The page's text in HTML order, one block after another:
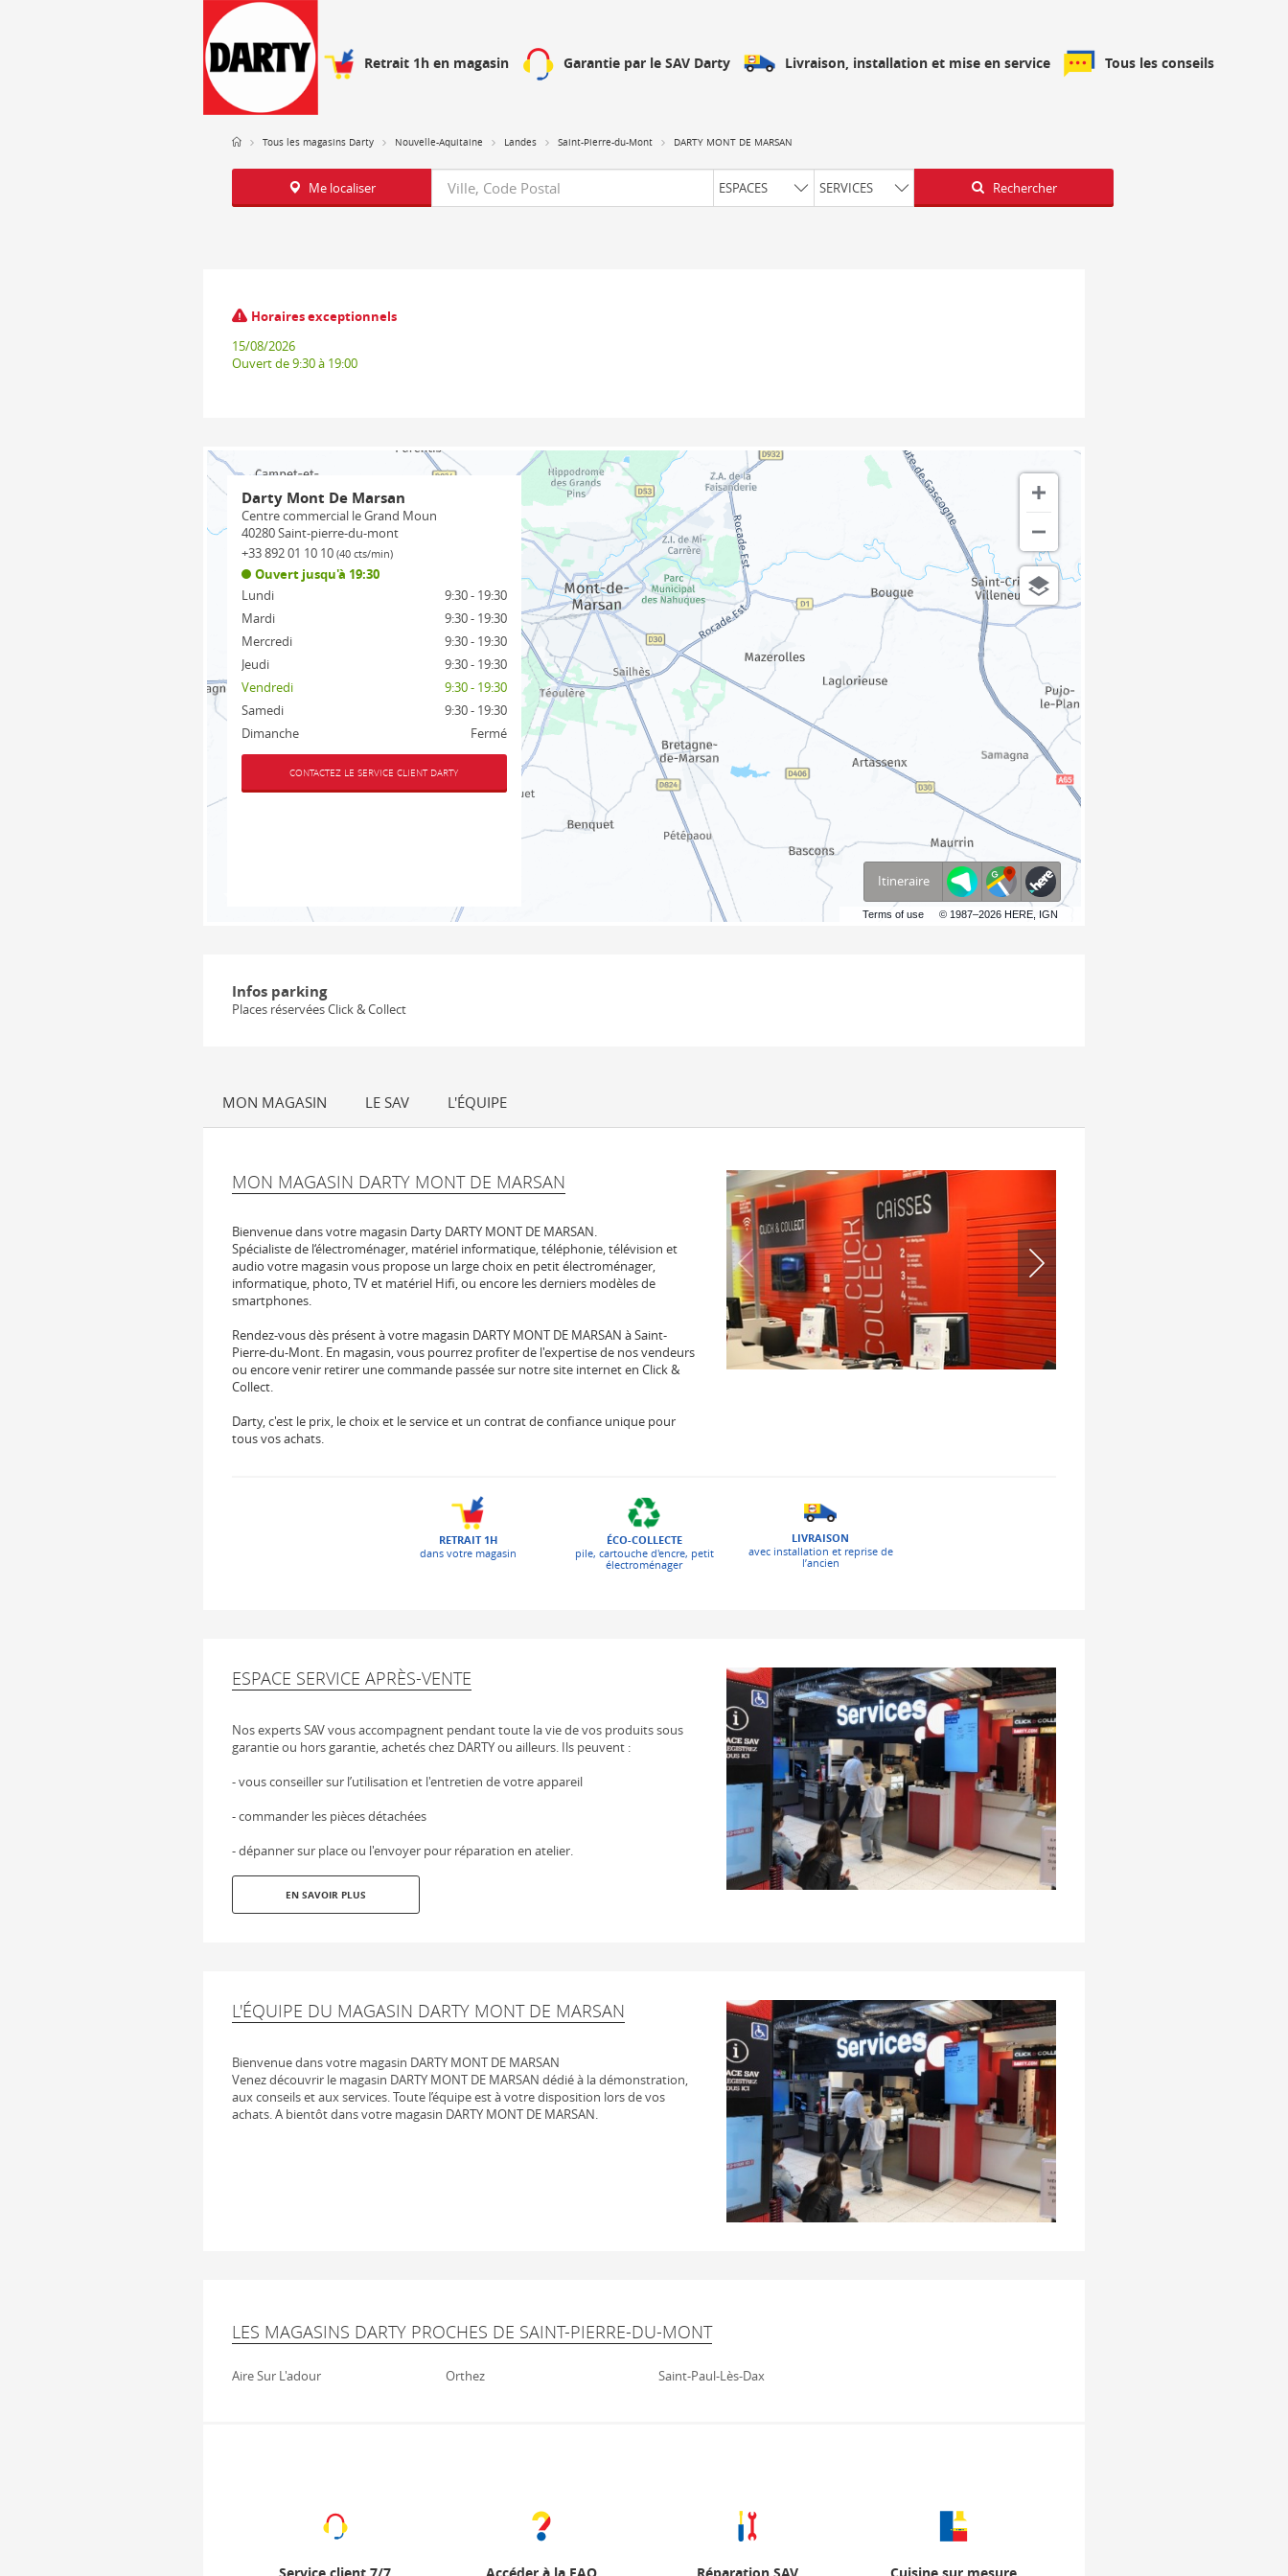
Retrait 1h en magasin Garantie par le SAV Darty Livraison, installation et mise en service Tous les conseils
Tous les magasins Darty Nouvelle-Aquitaine Landes Saint-Pierre-du-Mont DARTY MONT DE MARSAN
Me localiser Requête ESPACES SERVICES Latitude
Longitude Rechercher
Horaires exceptionnels
15/08/2026
Ouvertde 9:30 à 19:00
Darty Mont De Marsan
Centre commercial le Grand Moun
40280Saint-pierre-du-mont
+33 892 01 10 10 (40 cts/min)
Ouvert jusqu'à 19:30
Lundi
9:30 - 19:30
Mardi
9:30 - 19:30
Mercredi
9:30 - 19:30
Jeudi
9:30 - 19:30
Vendredi
9:30 - 19:30
Samedi
9:30 - 19:30
Dimanche
Fermé
CONTACTEZ LE SERVICE CLIENT DARTY
Terms of use © 1987–2026 HERE, IGN
Itineraire
Infos parking
Places réservées Click & Collect
MON MAGASIN LE SAV L'ÉQUIPE
MON MAGASIN DARTY MONT DE MARSAN
Bienvenue dans votre magasin Darty DARTY MONT DE MARSAN.
Spécialiste de l‘électroménager, matériel informatique, téléphonie, télévision et
audio votre magasin vous propose un large choix en petit électroménager,
informatique, photo, TV et matériel Hifi, ou encore les derniers modèles de
smartphones.
Rendez-vous dès présent à votre magasin DARTY MONT DE MARSAN à Saint-
Pierre-du-Mont. En magasin, vous pourrez profiter de l'expertise de nos vendeurs
ou encore venir retirer une commande passée sur notre site internet en Click &
Collect.
Darty, c'est le prix, le choix et le service et un contrat de confiance unique pour
tous vos achats.
RETRAIT 1H
dans votre magasin
ÉCO-COLLECTE
pile, cartouche d'encre, petit
électroménager
LIVRAISON
avec installation et reprise de
l’ancien
ESPACE SERVICE APRÈS-VENTE
Nos experts SAV vous accompagnent pendant toute la vie de vos produits sous
garantie ou hors garantie, achetés chez DARTY ou ailleurs. Ils peuvent :
- vous conseiller sur l’utilisation et l'entretien de votre appareil
- commander les pièces détachées
- dépanner sur place ou l'envoyer pour réparation en atelier.
EN SAVOIR PLUS
L'ÉQUIPE DU MAGASIN DARTY MONT DE MARSAN
Bienvenue dans votre magasin DARTY MONT DE MARSAN
Venez découvrir le magasin DARTY MONT DE MARSAN dédié à la démonstration,
aux conseils et aux services. Toute l’équipe est à votre disposition lors de vos
achats. A bientôt dans votre magasin DARTY MONT DE MARSAN.
LES MAGASINS DARTY PROCHES DE SAINT-PIERRE-DU-MONT
Aire Sur L'adour Orthez Saint-Paul-Lès-Dax